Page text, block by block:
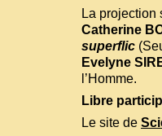
La projection
Catherine
superflic
Evelyne
l’Homme.
Libre
Le site de